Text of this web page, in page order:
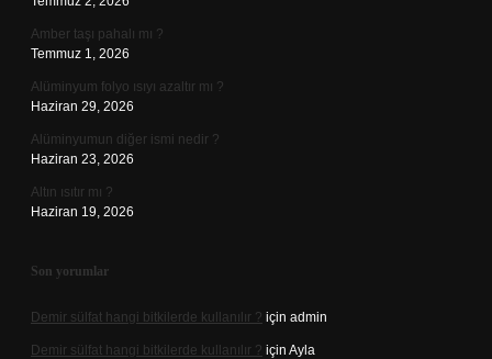
Amber taşı pahalı mı ?
Temmuz 1, 2026
Alüminyum folyo ısıyı azaltır mı ?
Haziran 29, 2026
Alüminyumun diğer ismi nedir ?
Haziran 23, 2026
Altın ısıtır mı ?
Haziran 19, 2026
Son yorumlar
Demir sülfat hangi bitkilerde kullanılır ? için admin
Demir sülfat hangi bitkilerde kullanılır ? için Ayla